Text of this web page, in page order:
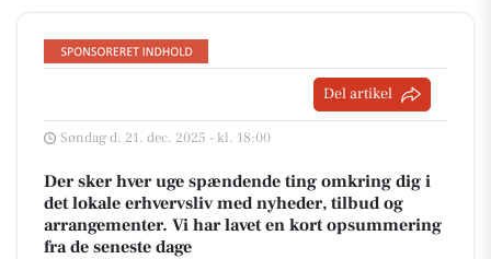
Del artikel
Søndag d. 21. dec. 2025 - kl. 18:00
Der sker hver uge spændende ting omkring dig i
det lokale erhvervsliv med nyheder, tilbud og
arrangementer. Vi har lavet en kort opsummering
fra de seneste dage